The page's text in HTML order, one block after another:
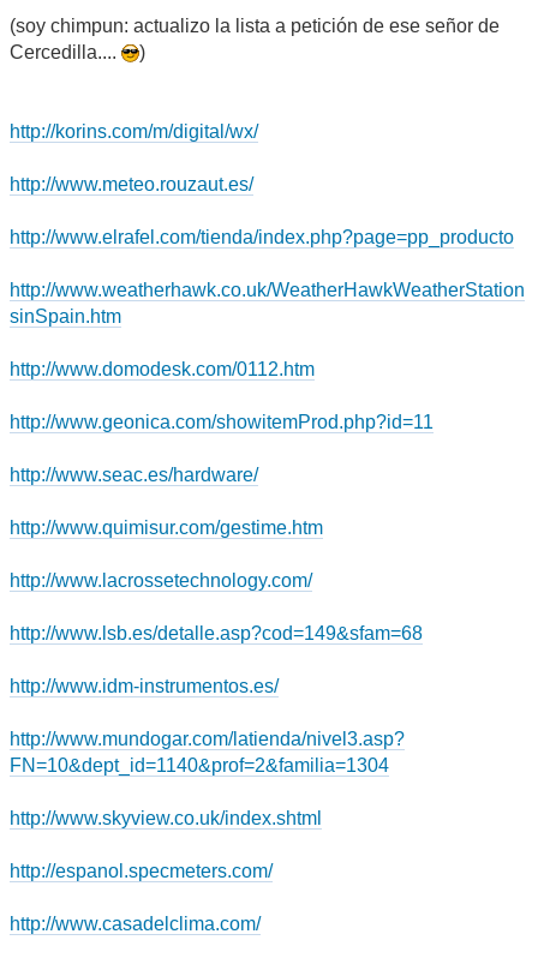
(soy chimpun: actualizo la lista a petición de ese señor de
Cercedilla....
)
http://korins.com/m/digital/wx/
http://www.meteo.rouzaut.es/
http://www.elrafel.com/tienda/index.php?page=pp_producto
http://www.weatherhawk.co.uk/WeatherHawkWeatherStation
sinSpain.htm
http://www.domodesk.com/0112.htm
http://www.geonica.com/showitemProd.php?id=11
http://www.seac.es/hardware/
http://www.quimisur.com/gestime.htm
http://www.lacrossetechnology.com/
http://www.lsb.es/detalle.asp?cod=149&sfam=68
http://www.idm-instrumentos.es/
http://www.mundogar.com/latienda/nivel3.asp?
FN=10&dept_id=1140&prof=2&familia=1304
http://www.skyview.co.uk/index.shtml
http://espanol.specmeters.com/
http://www.casadelclima.com/